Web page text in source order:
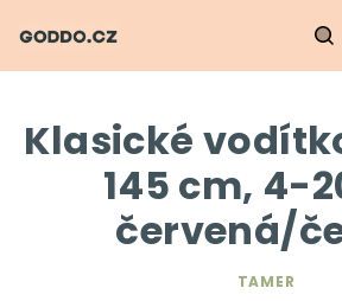
na
Klasické
145 cm, 4-
červená/
TAMER